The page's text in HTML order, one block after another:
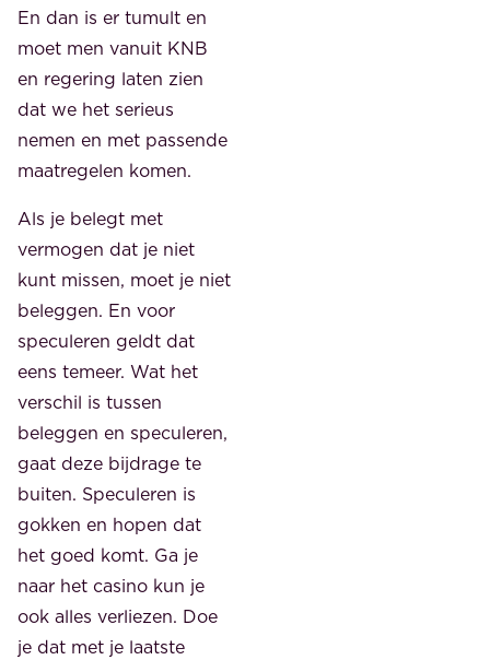
En dan is er tumult en
moet men vanuit KNB
en regering laten zien
dat we het serieus
nemen en met passende
maatregelen komen.
Als je belegt met
vermogen dat je niet
kunt missen, moet je niet
beleggen. En voor
speculeren geldt dat
eens temeer. Wat het
verschil is tussen
beleggen en speculeren,
gaat deze bijdrage te
buiten. Speculeren is
gokken en hopen dat
het goed komt. Ga je
naar het casino kun je
ook alles verliezen. Doe
je dat met je laatste